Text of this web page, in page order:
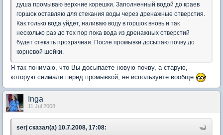
душа промываю верхние корешки. Заполненный водой до краев
горшок оставляю для стекания воды через дренажные отверстия.
Как только вода уйдет, наливаю воду в горшок вновь и так
несколько раз до тех пор пока вода из дренажных отверстий
будет стекать прозрачная. После промывки досыпаю почву до
корневой шейки.
Я так понимаю, что Вы досыпаете новую почву, а старую,
которую снимали перед промывкой, не используете вообще
Inga
11 Jul 2008
serj сказал(а) 10.7.2008, 17:08: